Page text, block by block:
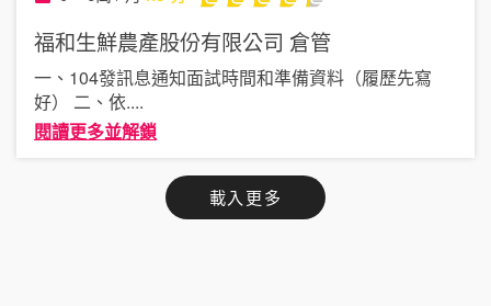
福和生鮮農產股份有限公司 倉管
一、104發訊息通知面試時間和準備資料（履歷先寫
好） 二、依....
閱讀更多並解鎖
載入更多